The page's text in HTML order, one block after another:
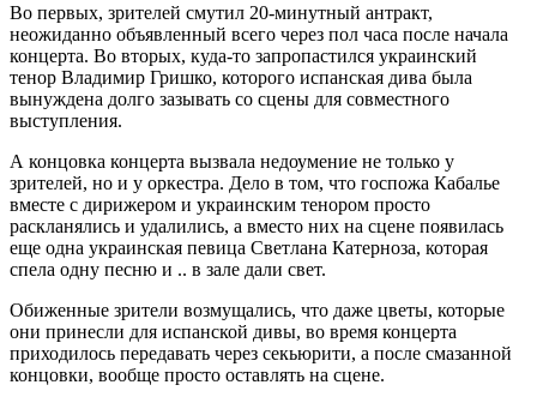
Во первых, зрителей смутил 20-минутный антракт,
неожиданно объявленный всего через пол часа после начала
концерта. Во вторых, куда-то запропастился украинский
тенор Владимир Гришко, которого испанская дива была
вынуждена долго зазывать со сцены для совместного
выступления.
А концовка концерта вызвала недоумение не только у
зрителей, но и у оркестра. Дело в том, что госпожа Кабалье
вместе с дирижером и украинским тенором просто
раскланялись и удалились, а вместо них на сцене появилась
еще одна украинская певица Светлана Катерноза, которая
спела одну песню и .. в зале дали свет.
Обиженные зрители возмущались, что даже цветы, которые
они принесли для испанской дивы, во время концерта
приходилось передавать через секьюрити, а после смазанной
концовки, вообще просто оставлять на сцене.